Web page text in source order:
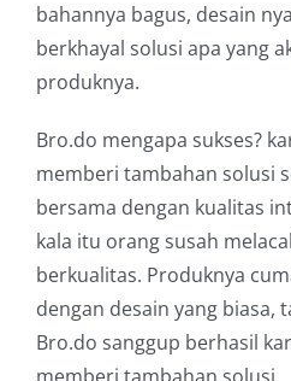
bahannya bagus, desain
berkhayal solusi apa yang
produknya.
Bro.do mengapa sukses?
memberi tambahan solusi
bersama dengan kualitas
kala itu orang susah
berkualitas. Produknya
dengan desain yang biasa,
Bro.do sanggup berhasil